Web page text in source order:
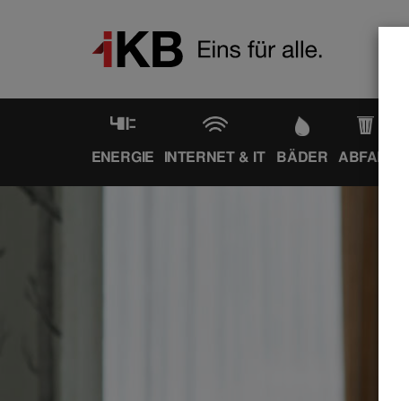
ENERGIE INTERNET & IT BÄDER ABFALL